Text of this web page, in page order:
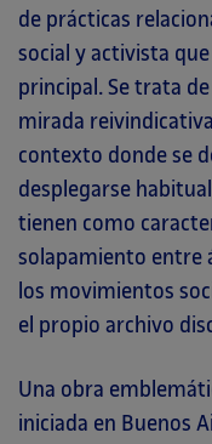
de prácticas
social y activista
principal. Se trata
mirada
contexto donde se
desplegarse
tienen como
solapamiento entre
los movimientos
el propio archivo
Una obra
iniciada en Buenos